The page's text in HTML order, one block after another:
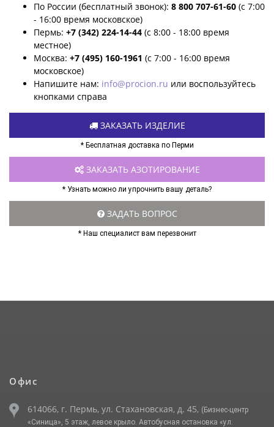
По России (бесплатный звонок): 8 800 707-61-60 (с 7:00
- 16:00 время московское)
Пермь: +7 (342) 224-14-44 (с 8:00 - 18:00 время
местное)
Москва: +7 (495) 160-1961 (с 7:00 - 16:00 время
московское)
Напишите нам: info@procion.ru или воспользуйтесь
кнопками справа
ЗАКАЗАТЬ ИЗДЕЛИЕ
* Бесплатная доставка по Перми
ЗАКАЗАТЬ АЗОТИРОВАНИЕ
* Узнать можно ли упрочнить вашу деталь?
ЗАДАТЬ ВОПРОС
* Наш специалист вам перезвонит
Офис
614066, г. Пермь, ул. Стахановская, д. 45, (Бизнес-центр
«Синица», 5 этаж, левое крыло. Автобусная остановка «ул.